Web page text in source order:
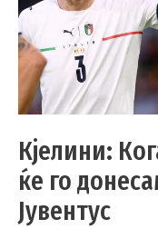
Кјелини:
ќе го
Јувентус